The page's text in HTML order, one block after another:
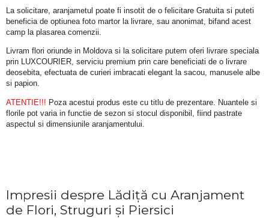
La solicitare, aranjametul poate fi insotit de o felicitare Gratuita si puteti
beneficia de optiunea foto martor la livrare, sau anonimat, bifand acest
camp la plasarea comenzii.
Livram flori oriunde in Moldova si la solicitare putem oferi livrare speciala
prin LUXCOURIER, serviciu premium prin care beneficiati de o livrare
deosebita, efectuata de curieri imbracati elegant la sacou, manusele albe
si papion.
ATENTIE!!! Poza acestui produs este cu titlu de prezentare. Nuantele si
florile pot varia in functie de sezon si stocul disponibil, fiind pastrate
aspectul si dimensiunile aranjamentului.
Impresii despre Lădiță cu Aranjament
de Flori, Struguri și Piersici